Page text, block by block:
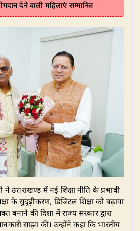
देने वाली महिलाएं सम्मानित
ने उत्तराखण्ड में नई शिक्षा नीति के प्रभावी
के सुदृढ़ीकरण, डिजिटल शिक्षा को बढ़ावा
बनाने की दिशा में राज्य सरकार द्वारा
साझा की। उन्होंने कहा कि भारतीय